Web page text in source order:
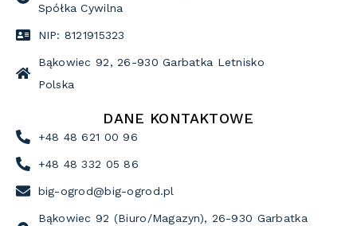
Spółka Cywilna
NIP: 8121915323
Bąkowiec 92, 26-930 Garbatka Letnisko
Polska
DANE KONTAKTOWE
+48 48 621 00 96
+48 48 332 05 86
big-ogrod@big-ogrod.pl
Bąkowiec 92 (Biuro/Magazyn), 26-930 Garbatka